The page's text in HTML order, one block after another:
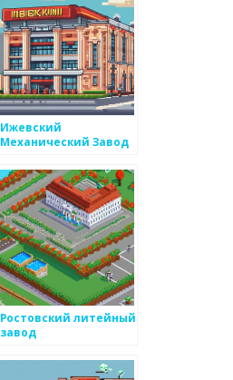
Ижевский
Механический Завод
Ростовский литейный
завод